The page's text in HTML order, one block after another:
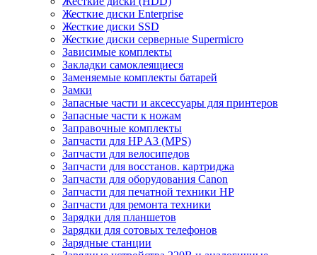
Жесткие диски Enterprise
Жесткие диски SSD
Жесткие диски серверные Supermicro
Зависимые комплекты
Закладки самоклеящиеся
Заменяемые комплекты батарей
Замки
Запасные части и аксессуары для принтеров
Запасные части к ножам
Заправочные комплекты
Запчасти для HP A3 (MPS)
Запчасти для велосипедов
Запчасти для восстанов. картриджа
Запчасти для оборудования Canon
Запчасти для печатной техники HP
Запчасти для ремонта техники
Зарядки для планшетов
Зарядки для сотовых телефонов
Зарядные станции